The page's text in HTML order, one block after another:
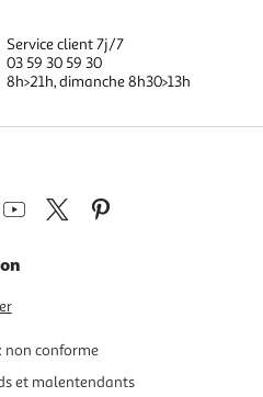
Service client 7j/7
03 59 30 59 30
8h>21h, dimanche 8h30>13h
non conforme
et malentendants